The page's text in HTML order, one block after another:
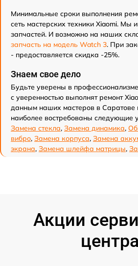
Минимальные сроки выполнения
сеть мастерских техники Xiaomi. Мы
запчастей. И возможно на наших
запчасть на модель Watch 3. При
- предоставляется скидка -25%.
Знаем свое дело
Будьте уверены в
с уверенностью выполнят ремонт
данным наших мастеров в Саратове
наиболее востребованы следующие
Замена стекла, Замена динамика,
вибро, Замена корпуса, Замена
экрана, Замена шлейфа матрицы,
Акции
центра